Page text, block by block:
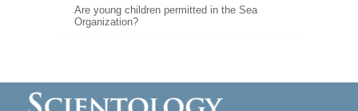
Are young children permitted in the Sea
Organization?